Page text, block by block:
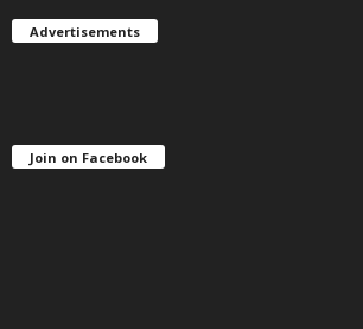
Advertisements
Join on Facebook